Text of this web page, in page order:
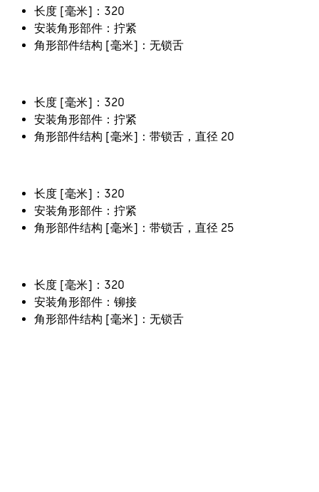
长度 [毫米]：320
安装角形部件：拧紧
角形部件结构 [毫米]：无锁舌
长度 [毫米]：320
安装角形部件：拧紧
角形部件结构 [毫米]：带锁舌，直径 20
长度 [毫米]：320
安装角形部件：拧紧
角形部件结构 [毫米]：带锁舌，直径 25
长度 [毫米]：320
安装角形部件：铆接
角形部件结构 [毫米]：无锁舌